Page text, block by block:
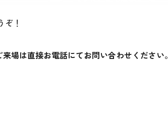
！
場は直接お電話にてお問い合わせください。